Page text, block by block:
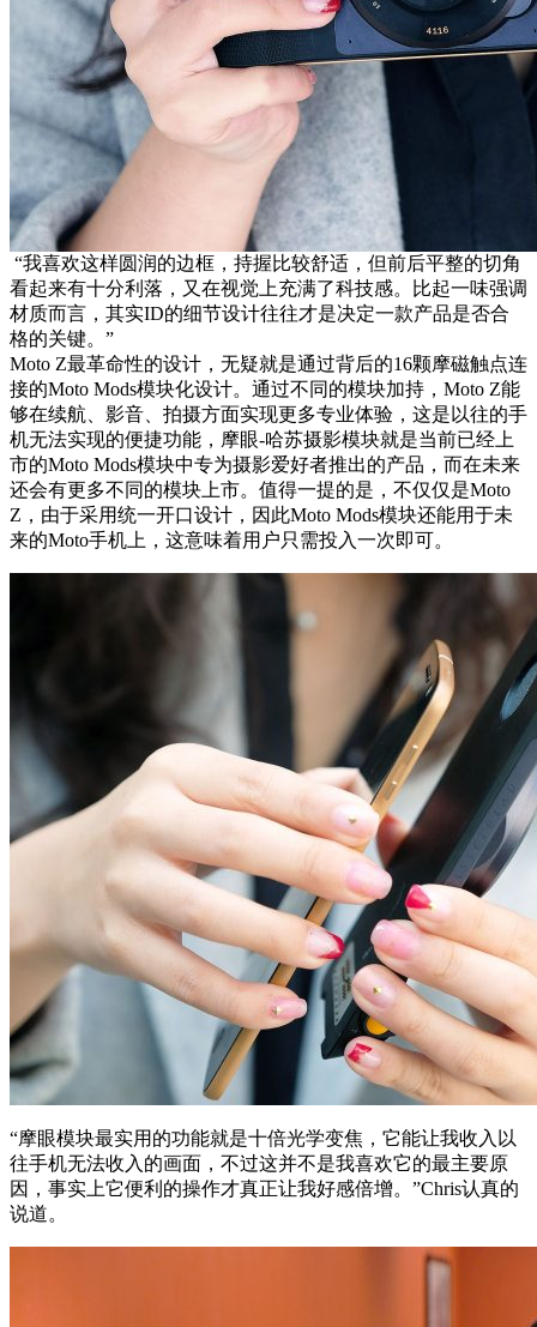
“我喜欢这样圆润的边框，持握比较舒适，但前后平整的切角
看起来有十分利落，又在视觉上充满了科技感。比起一味强调
材质而言，其实ID的细节设计往往才是决定一款产品是否合
格的关键。”
Moto Z最革命性的设计，无疑就是通过背后的16颗摩磁触点连
接的Moto Mods模块化设计。通过不同的模块加持，Moto Z能
够在续航、影音、拍摄方面实现更多专业体验，这是以往的手
机无法实现的便捷功能，摩眼-哈苏摄影模块就是当前已经上
市的Moto Mods模块中专为摄影爱好者推出的产品，而在未来
还会有更多不同的模块上市。值得一提的是，不仅仅是Moto
Z，由于采用统一开口设计，因此Moto Mods模块还能用于未
来的Moto手机上，这意味着用户只需投入一次即可。
“摩眼模块最实用的功能就是十倍光学变焦，它能让我收入以
往手机无法收入的画面，不过这并不是我喜欢它的最主要原
因，事实上它便利的操作才真正让我好感倍增。”Chris认真的
说道。